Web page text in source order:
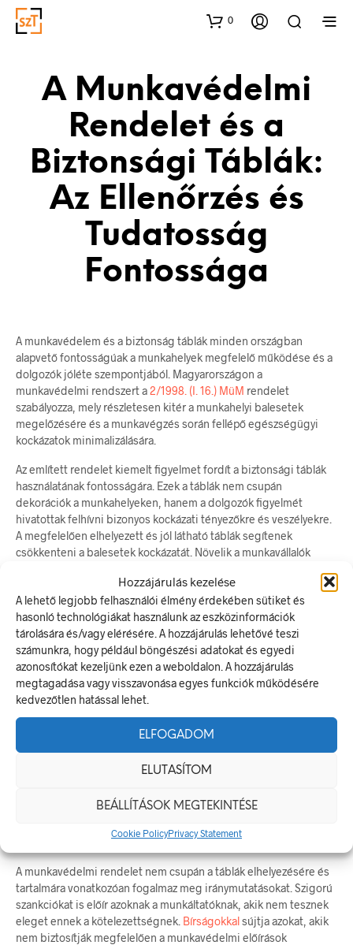
Hozzájárulás kezelése
A lehető legjobb felhasználói élmény érdekében sütiket és
hasonló technológiákat használunk az eszközinformációk
tárolására és/vagy elérésére. A hozzájárulás lehetővé teszi
számunkra, hogy például böngészési adatokat és egyedi
azonosítókat kezeljünk ezen a weboldalon. A hozzájárulás
megtagadása vagy visszavonása egyes funkciók működésére
kedvezőtlen hatással lehet.
ELFOGADOM
ELUTASÍTOM
BEÁLLÍTÁSOK MEGTEKINTÉSE
Cookie PolicyPrivacy Statement
0
A Munkavédelmi
Rendelet és a
Biztonsági Táblák:
Az Ellenőrzés és
Tudatosság
Fontossága
A munkavédelem és a biztonság táblák minden országban
alapvető fontosságúak a munkahelyek megfelelő működése és a
dolgozók jóléte szempontjából. Magyarországon a
munkavédelmi rendszert a2/1998. (I. 16.) MüM rendelet
szabályozza, mely részletesen kitér a munkahelyi balesetek
megelőzésére és a munkavégzés során fellépő egészségügyi
kockázatok minimalizálására.
Az említett rendelet kiemelt figyelmet fordít a biztonsági táblák
használatának fontosságára. Ezek a táblák nem csupán
dekorációk a munkahelyeken, hanem a dolgozók figyelmét
hivatottak felhívni bizonyos kockázati tényezőkre és veszélyekre.
A megfelelően elhelyezett és jól látható táblák segítenek
csökkenteni a balesetek kockázatát. Növelik a munkavállalók
amelyeket betartva biztonságosan végezhetik munkájukat.
A munkavédelmi rendelet kimondja, hogy a munkáltatóknak
kötelességük gondoskodni arról, hogy a munkahelyeken
megfelelő mennyiségű és minőségű biztonsági tábla legyen
elhelyezve. Ezek a táblák különböző jelzéseket,
figyelmeztetéseket, vagyutasításokattartalmazhatnak, például
tűzveszélyre ,mérgező anyagokra
A rendelet részletesen meghatározza a táblák elhelyezési helyét
és azok megfelelő méretét és tartalmát is. Fontos, hogy a táblák
könnyen észlelhető helyen legyenek elhelyezve, és jól láthatók
táblákon szereplő információk világosak és érthetőek kell
milyen veszélyekre hívják fel a figyelmet.
A munkavédelmi rendelet nem csupán a táblák elhelyezésére és
tartalmára vonatkozóan fogalmaz meg iránymutatásokat. Szigorú
szankciókat is előír azoknak a munkáltatóknak, akik nem tesznek
eleget ennek a kötelezettségnek. Bírságokkalsújtja azokat, akik
nem biztosítják megfelelően a munkavédelmi előírások